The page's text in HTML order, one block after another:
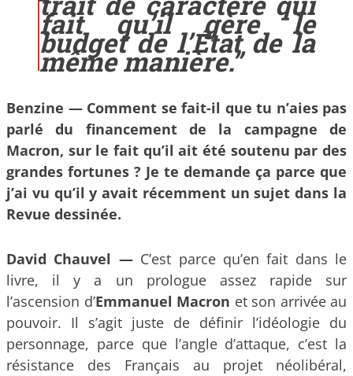
fait qu’il gère le
budget de l’État de la
même manière.”
Benzine — Comment se fait-il que tu n’aies pas
parlé du financement de la campagne de
Macron, sur le fait qu’il ait été soutenu par des
grandes fortunes ? Je te demande ça parce que
j’ai vu qu’il y avait récemment un sujet dans la
Revue dessinée.
David Chauvel —C’est parce qu’en fait dans le
livre, il y a un prologue assez rapide sur
l’ascension d’Emmanuel Macron et son arrivée au
pouvoir. Il s’agit juste de définir l’idéologie du
personnage, parce que l’angle d’attaque, c’est la
résistance des Français au projet néolibéral,